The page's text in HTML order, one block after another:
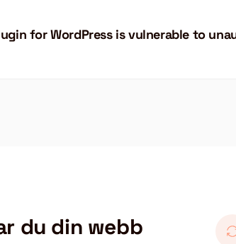
for WordPress is vulnerable to
du din webb